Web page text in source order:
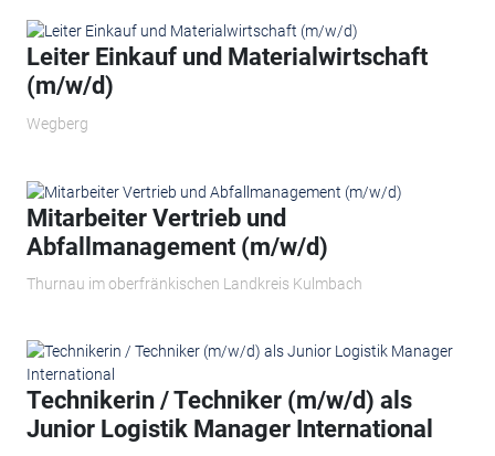
Leiter Einkauf und Materialwirtschaft
(m/w/d)
Wegberg
Mitarbeiter Vertrieb und
Abfallmanagement (m/w/d)
Thurnau im oberfränkischen Landkreis Kulmbach
Technikerin / Techniker (m/w/d) als
Junior Logistik Manager International